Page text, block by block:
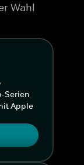
Wahl
Serien
Apple